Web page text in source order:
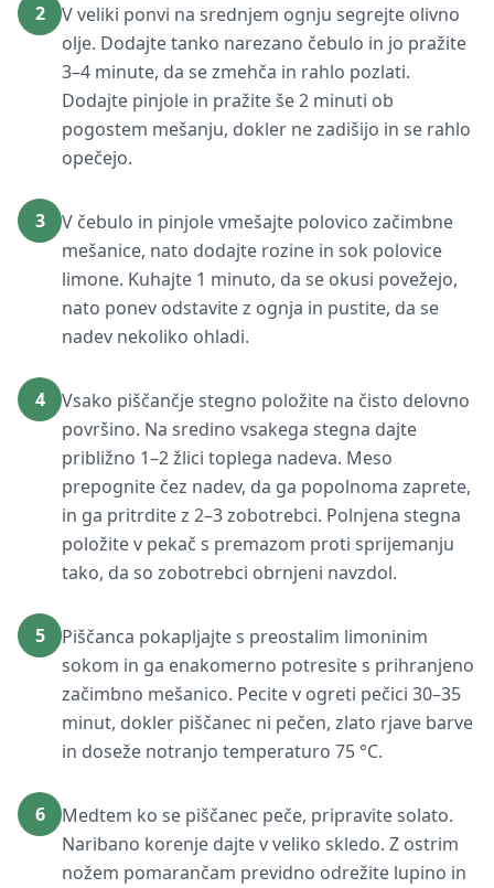
2
V veliki ponvi na srednjem ognju segrejte olivno
olje. Dodajte tanko narezano čebulo in jo pražite
3–4 minute, da se zmehča in rahlo pozlati.
Dodajte pinjole in pražite še 2 minuti ob
pogostem mešanju, dokler ne zadišijo in se rahlo
opečejo.
3
V čebulo in pinjole vmešajte polovico začimbne
mešanice, nato dodajte rozine in sok polovice
limone. Kuhajte 1 minuto, da se okusi povežejo,
nato ponev odstavite z ognja in pustite, da se
nadev nekoliko ohladi.
4
Vsako piščančje stegno položite na čisto delovno
površino. Na sredino vsakega stegna dajte
približno 1–2 žlici toplega nadeva. Meso
prepognite čez nadev, da ga popolnoma zaprete,
in ga pritrdite z 2–3 zobotrebci. Polnjena stegna
položite v pekač s premazom proti sprijemanju
tako, da so zobotrebci obrnjeni navzdol.
5
Piščanca pokapljajte s preostalim limoninim
sokom in ga enakomerno potresite s prihranjeno
začimbno mešanico. Pecite v ogreti pečici 30–35
minut, dokler piščanec ni pečen, zlato rjave barve
in doseže notranjo temperaturo 75 °C.
6
Medtem ko se piščanec peče, pripravite solato.
Naribano korenje dajte v veliko skledo. Z ostrim
nožem pomarančam previdno odrežite lupino in